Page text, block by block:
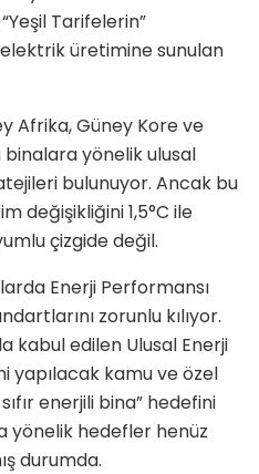
Tarifelerin”
üretimine sunulan
Afrika, Güney Kore ve
binalara yönelik ulusal
bulunuyor. Ancak bu
değişikliğini 1,5°C ile
çizgide değil.
Enerji Performansı
zorunlu kılıyor.
kabul edilen Ulusal Enerji
yapılacak kamu ve özel
enerjili bina” hedefini
yönelik hedefler henüz
durumda.